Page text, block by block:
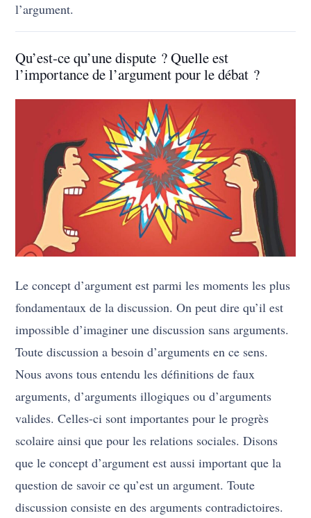
l’argument.
Qu’est-ce qu’une dispute ? Quelle est
l’importance de l’argument pour le débat ?
Le concept d’argument est parmi les moments les plus
fondamentaux de la discussion. On peut dire qu’il est
impossible d’imaginer une discussion sans arguments.
Toute discussion a besoin d’arguments en ce sens.
Nous avons tous entendu les définitions de faux
arguments, d’arguments illogiques ou d’arguments
valides. Celles-ci sont importantes pour le progrès
scolaire ainsi que pour les relations sociales. Disons
que le concept d’argument est aussi important que la
question de savoir ce qu’est un argument. Toute
discussion consiste en des arguments contradictoires.